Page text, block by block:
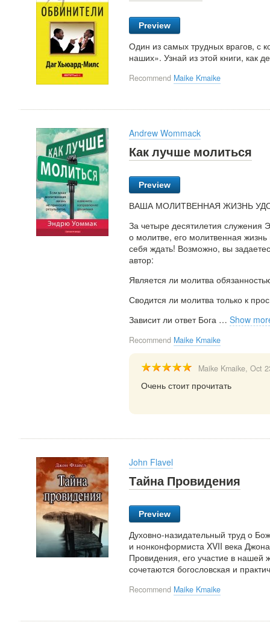
Preview
Один из самых трудных врагов, с
наших». Узнай из этой книги, как
Recommend Maike Kmaike
Andrew Wommack
Как лучше молиться
Preview
ВАША МОЛИТВЕННАЯ ЖИЗНЬ
За четыре десятилетия
о молитве, его молитвенная
себя ждать! Возможно, вы
автор:
Является ли молитва
Сводится ли молитва только к
Зависит ли ответ Бога … Show
Recommend Maike Kmaike
Maike Kmaike, Oct
Очень стоит прочитать
John Flavel
Тайна Провидения
Preview
Духовно-назидательный труд о
и нонконформиста XVII века
Провидения, его участие в нашей
сочетаются богословская и
Recommend Maike Kmaike